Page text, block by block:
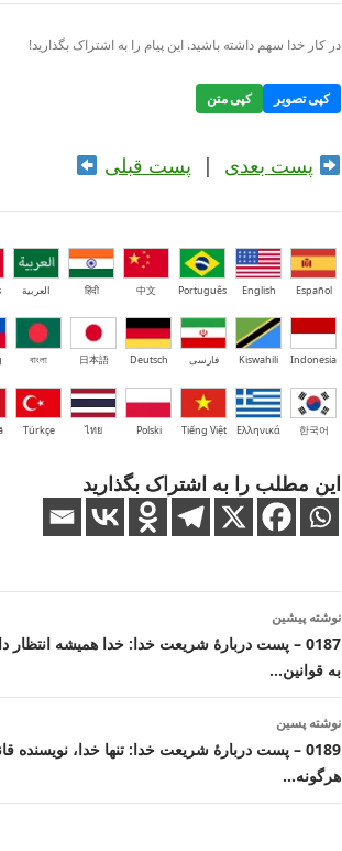
در کار خدا سهم داشته باشید. این پیام را به اشتراک بگذارید!
کپی تصویر کپی متن
پست بعدی | پست قبلی
Español
English
Português
中文
हिंदी العربية
Indonesia
Kiswahili فارسی Deutsch
日本語
বাংলা
한국어
Ελληνικά
Tiếng Việt
Polski
ไทย
Türkçe
این مطلب را به اشتراک بگذارید
ناوبری
نوشته
نوشته پیشین
0187 – پست دربارهٔ شریعت خدا: خدا همیشه
به قوانین…
نوشته پسین
0189 – پست دربارهٔ شریعت خدا: تنها خدا،
هرگونه…